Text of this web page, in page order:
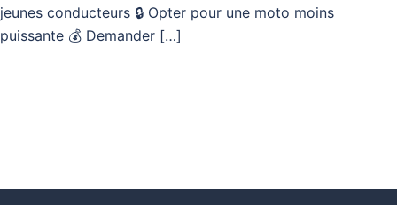
jeunes conducteurs 🔒 Opter pour une moto moins
puissante 💰 Demander […]